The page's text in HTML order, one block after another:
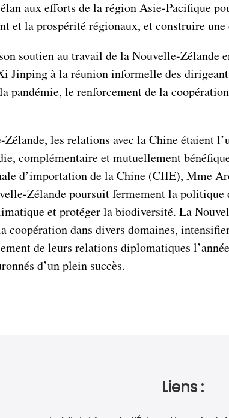
aux efforts de la région Asie-Pacifique
et la prospérité régionaux, et construire
soutien au travail de la Nouvelle-Zélande
à la réunion informelle des
pandémie, le renforcement de la
les relations avec la Chine étaient
complémentaire et mutuellement
d’importation de la Chine (CIIE), Mme
Zélande poursuit fermement la
et protéger la biodiversité. La
dans divers domaines,
de leurs relations diplomatiques
d’un plein succès.
Liens :